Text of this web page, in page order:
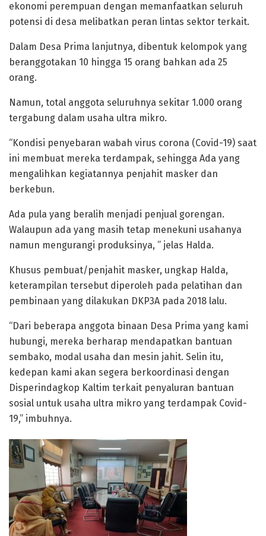
ekonomi perempuan dengan memanfaatkan seluruh
potensi di desa melibatkan peran lintas sektor terkait.
Dalam Desa Prima lanjutnya, dibentuk kelompok yang
beranggotakan 10 hingga 15 orang bahkan ada 25
orang.
Namun, total anggota seluruhnya sekitar 1.000 orang
tergabung dalam usaha ultra mikro.
“Kondisi penyebaran wabah virus corona (Covid-19) saat
ini membuat mereka terdampak, sehingga Ada yang
mengalihkan kegiatannya penjahit masker dan
berkebun.
Ada pula yang beralih menjadi penjual gorengan.
Walaupun ada yang masih tetap menekuni usahanya
namun mengurangi produksinya, ” jelas Halda.
Khusus pembuat/penjahit masker, ungkap Halda,
keterampilan tersebut diperoleh pada pelatihan dan
pembinaan yang dilakukan DKP3A pada 2018 lalu.
“Dari beberapa anggota binaan Desa Prima yang kami
hubungi, mereka berharap mendapatkan bantuan
sembako, modal usaha dan mesin jahit. Selin itu,
kedepan kami akan segera berkoordinasi dengan
Disperindagkop Kaltim terkait penyaluran bantuan
sosial untuk usaha ultra mikro yang terdampak Covid-
19,” imbuhnya.